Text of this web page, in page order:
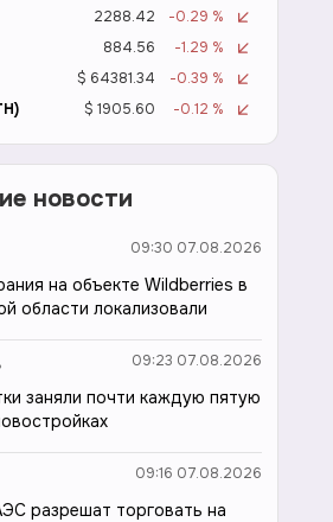
2288.42
-0.29 %
884.56
-1.29 %
$ 64381.34
-0.39 %
$ 1905.60 -0.12 %
новости
09:30 07.08.2026
на объекте Wildberries в
области локализовали
09:23 07.08.2026
заняли почти каждую пятую
09:16 07.08.2026
разрешат торговать на